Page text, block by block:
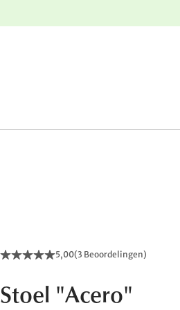
5,00(3 Beoordelingen)
Stoel "Acero"